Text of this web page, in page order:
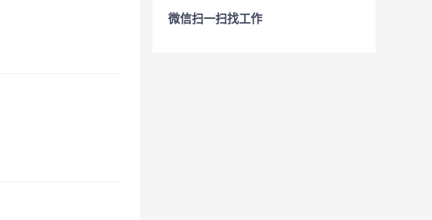
微信扫一扫找工作